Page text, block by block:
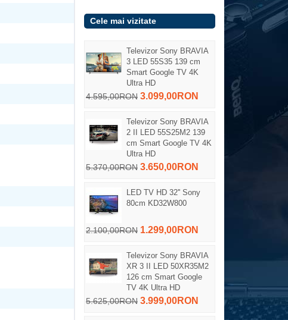
Cele mai vizitate
Televizor Sony BRAVIA
3 LED 55S35 139 cm
Smart Google TV 4K
Ultra HD
4.595,00RON 3.099,00RON
Televizor Sony BRAVIA
2 II LED 55S25M2 139
cm Smart Google TV 4K
Ultra HD
5.370,00RON 3.650,00RON
LED TV HD 32'' Sony
80cm KD32W800
2.100,00RON 1.299,00RON
Televizor Sony BRAVIA
XR 3 II LED 50XR35M2
126 cm Smart Google
TV 4K Ultra HD
5.625,00RON 3.999,00RON